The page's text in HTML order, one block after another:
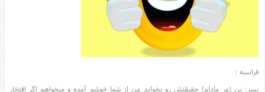
تکنولوژی
لباس
فرانسه :
پسر: بن ژور مادام! حقیقتش رو بخواید من از شما خوشم آمده و میخواهم اگر افتخار